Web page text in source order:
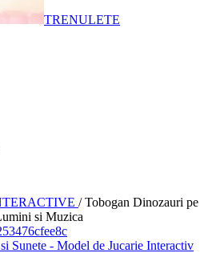
TRENULETE
/ Tobogan Dinozauri pe
si Muzica
Sunete - Model de Jucarie Interactiv